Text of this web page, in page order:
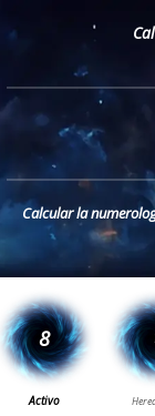
Calcular la